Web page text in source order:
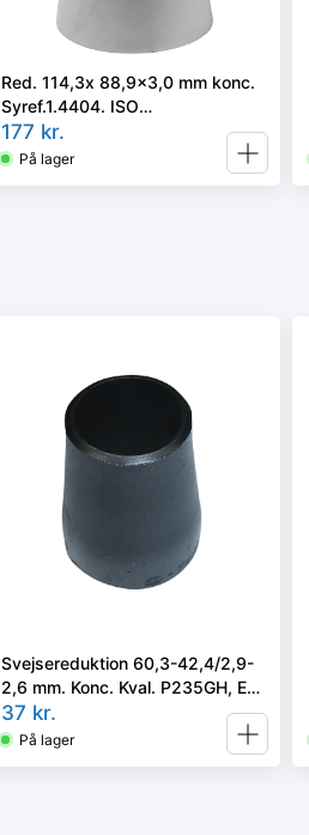
Red. 114,3x 88,9x3,0 mm konc.
Syref.1.4404. ISO
5251/EN10253-3 el. 4 i vort valg
177 kr.
På lager
Svejsereduktion 60,3-42,4/2,9-
2,6 mm. Konc. Kval. P235GH, EN
10253-2/rk2 type B
37 kr.
På lager